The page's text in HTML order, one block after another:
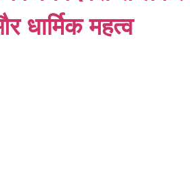
धार्मिक महत्व